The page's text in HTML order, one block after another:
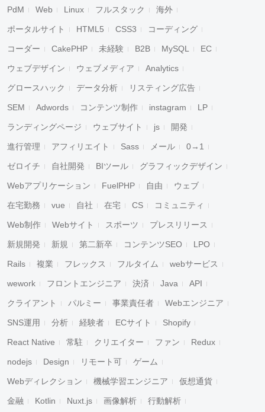
PdM Web Linux フルスタック 海外
ポータルサイト HTML5 CSS3 コーディング
コーダー CakePHP 未経験 B2B MySQL EC
ウェブデザイン ウェブメディア Analytics
グロースハック データ分析 リスティング広告
SEM Adwords コンテンツ制作 instagram LP
ランディングページ ウェブサイト js 開発
進行管理 アフィリエイト Sass メール 0→1
ゼロイチ 自社開発 BIツール グラフィックデザイン
Webアプリケーション FuelPHP 自由 ウェブ
在宅勤務 vue 自社 在宅 CS コミュニティ
Web制作 Webサイト スポーツ プレスリリース
新規開発 新規 第二新卒 コンテンツSEO LPO
Rails 複業 フレックス フルタイム webサービス
wework フロントエンジニア 決済 Java API
クライアント パルミー 事業責任者 Webエンジニア
SNS運用 分析 経験者 ECサイト Shopify
React Native 常駐 クリエイター ファン Redux
nodejs Design リモート可 ゲーム
Webディレクション 機械学習エンジニア 仮想通貨
金融 Kotlin Nuxt.js 画像解析 行動解析